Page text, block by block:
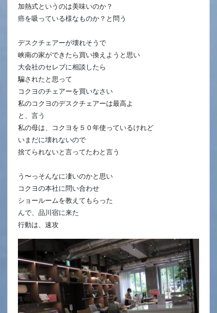
加熱式というのは美味いのか？
癌を吸っている様なものか？と問う
デスクチェアーが壊れそうで
峡南の家ができたら買い換えようと思い
大会社のセレブに相談したら
騙されたと思って
コクヨのチェアーを買いなさい
私のコクヨのデスクチェアーは最高よ
と、言う
私の母は、コクヨを５０年使っているけれど
いまだに壊れないので
捨てられないと言ってたわと言う
う〜っそんなに凄いのかと思い
コクヨの本社に問い合わせ
ショールームを教えてもらった
んで、品川宿に来た
行動は、速攻